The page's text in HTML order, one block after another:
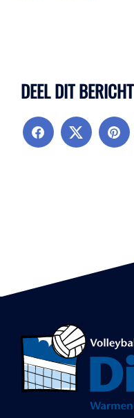
DEEL DIT BERICHT